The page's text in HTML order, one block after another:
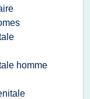
homme